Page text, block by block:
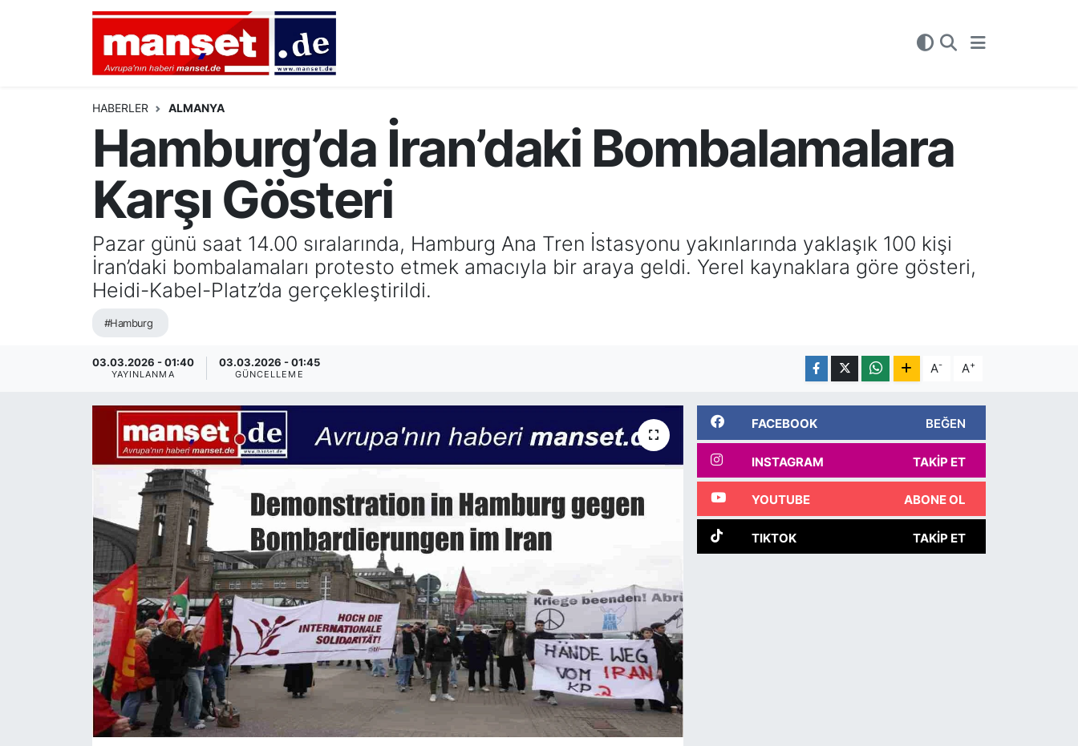
HABERLER ALMANYA
Hamburg’da İran’daki Bombalamalara
Karşı Gösteri
Pazar günü saat 14.00 sıralarında, Hamburg Ana Tren İstasyonu yakınlarında yaklaşık 100 kişi
İran’daki bombalamaları protesto etmek amacıyla bir araya geldi. Yerel kaynaklara göre gösteri,
Heidi-Kabel-Platz’da gerçekleştirildi.
#Hamburg
03.03.2026 - 01:40
YAYINLANMA
03.03.2026 - 01:45
GÜNCELLEME A- A+
FACEBOOK BEĞEN
INSTAGRAM TAKIP ET
YOUTUBE ABONE OL
TIKTOK TAKIP ET
AVRUPA
ALMANYA
TÜRKİYE
Nöbetçi Eczaneler
Hava Durumu
Namaz Vakitleri
Trafik Durumu
Puan Durumu ve Fikstür
Tüm Manşetler